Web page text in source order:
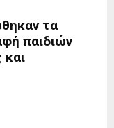
τα
παιδιών
και